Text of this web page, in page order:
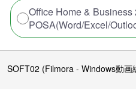
Office Home & Business
POSA(Word/Excel/
SOFT02 (Filmora - Windows動画